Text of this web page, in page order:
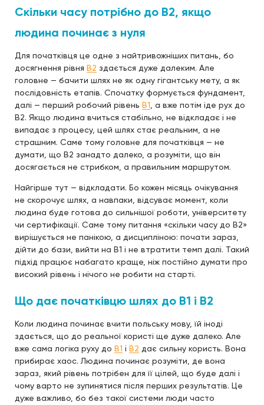
Скільки часу потрібно до B2, якщо
людина починає з нуля
Для початківця це одне з найтривожніших питань, бо
досягнення рівня B2 здається дуже далеким. Але
головне — бачити шлях не як одну гігантську мету, а як
послідовність етапів. Спочатку формується фундамент,
далі — перший робочий рівень B1 , а вже потім іде рух до
B2. Якщо людина вчиться стабільно, не відкладає і не
випадає з процесу, цей шлях стає реальним, а не
страшним. Саме тому головне для початківця — не
думати, що B2 занадто далеко, а розуміти, що він
досягається не стрибком, а правильним маршрутом.
Найгірше тут — відкладати. Бо кожен місяць очікування
не скорочує шлях, а навпаки, відсуває момент, коли
людина буде готова до сильнішої роботи, університету
чи сертифікації. Саме тому питання «скільки часу до B2»
вирішується не панікою, а дисципліною: почати зараз,
дійти до бази, вийти на B1 і не втратити темп далі. Такий
підхід працює набагато краще, ніж постійно думати про
високий рівень і нічого не робити на старті.
Що дає початківцю шлях до B1 і B2
Коли людина починає вчити польську мову, їй іноді
здається, що до реальної користі ще дуже далеко. Але
вже сама логіка руху до B1 і B2 дає сильну користь. Вона
прибирає хаос. Людина починає розуміти, де вона
зараз, який рівень потрібен для її цілей, що буде далі і
чому варто не зупинятися після перших результатів. Це
дуже важливо, бо без такої системи люди часто